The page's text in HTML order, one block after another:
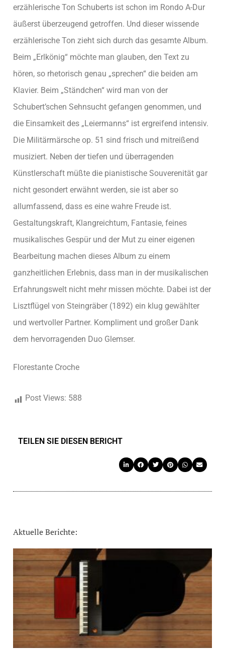
erzählerische Ton Schuberts ist schon im Rondo A-Dur
äußerst überzeugend getroffen. Und dieser wissende
erzählerische Ton zieht sich durch das gesamte Album.
Beim „Erlkönig“ möchte man glauben, den Text zu
hören, so rhetorisch genau „sprechen“ die beiden am
Klavier. Beim „Ständchen“ wird man von der
Schubert’schen Sehnsucht gefangen genommen, und
die Einsamkeit des „Leiermanns“ ist ergreifend intensiv.
Die Militärmärsche op. 51 sind frisch und mitreißend
musiziert. Neben der tiefen und überragenden
Künstlerschaft müßte die pianistische Souverenität gar
nicht gesondert erwähnt werden, sie ist aber so
allumfassend, dass es eine wahre Freude ist.
Gestaltungskraft, Klangreichtum, Fantasie, feines
musikalisches Gespür und der Mut zu einer eigenen
Bearbeitung machen dieses Album zu einem
ganzheitlichen Erlebnis, dass man in der musikalischen
Erfahrungswelt nicht mehr missen möchte. Dabei ist der
Lisztflügel von Steingräber (1892) ein klug gewählter
und wertvoller Partner. Kompliment und großer Dank
dem hervorragenden Duo Glemser.
Florestante Croche
Post Views: 588
TEILEN SIE DIESEN BERICHT
Aktuelle Berichte: